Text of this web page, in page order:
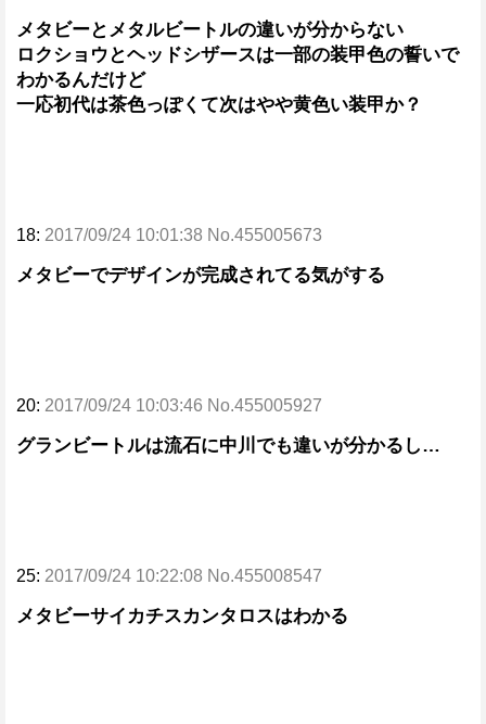
メタビーとメタルビートルの違いが分からない
ロクショウとヘッドシザースは一部の装甲色の誓いで
わかるんだけど
一応初代は茶色っぽくて次はやや黄色い装甲か？
18: 2017/09/24 10:01:38 No.455005673
メタビーでデザインが完成されてる気がする
20: 2017/09/24 10:03:46 No.455005927
グランビートルは流石に中川でも違いが分かるし…
25: 2017/09/24 10:22:08 No.455008547
メタビーサイカチスカンタロスはわかる